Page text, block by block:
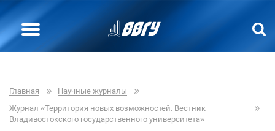
Главная
Научные журналы
Журнал «Территория новых возможностей. Вестник
Владивостокского государственного университета»